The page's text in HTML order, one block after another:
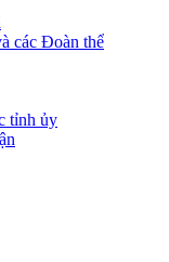
các Đoàn thể
tỉnh ủy